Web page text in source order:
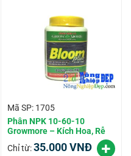
Mã SP: 1705
Phân NPK 10-60-10
Growmore – Kích Hoa, Rễ
Chỉ từ:35.000VNĐ